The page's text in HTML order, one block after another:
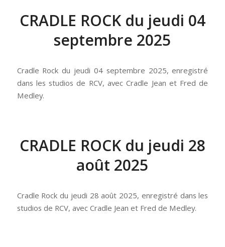
CRADLE ROCK du jeudi 04
septembre 2025
Cradle Rock du jeudi 04 septembre 2025, enregistré
dans les studios de RCV, avec Cradle Jean et Fred de
Medley.
CRADLE ROCK du jeudi 28
août 2025
Cradle Rock du jeudi 28 août 2025, enregistré dans les
studios de RCV, avec Cradle Jean et Fred de Medley.